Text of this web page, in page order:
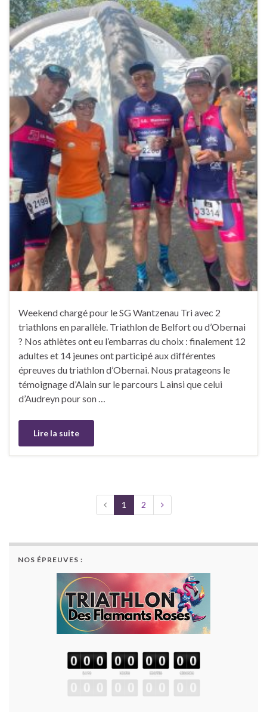
Weekend chargé pour le SG Wantzenau Tri avec 2
triathlons en parallèle. Triathlon de Belfort ou d’Obernai
? Nos athlètes ont eu l’embarras du choix : finalement 12
adultes et 14 jeunes ont participé aux différentes
épreuves du triathlon d’Obernai. Nous pratageons le
témoignage d’Alain sur le parcours L ainsi que celui
d’Audreyn pour son …
Lire la suite
1 2
NOS ÉPREUVES :